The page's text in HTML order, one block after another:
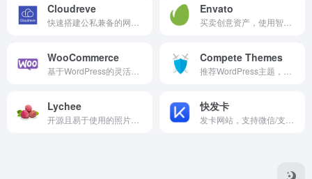
Cloudreve Envato
WooCommerce Compete Themes
Lychee 快发卡